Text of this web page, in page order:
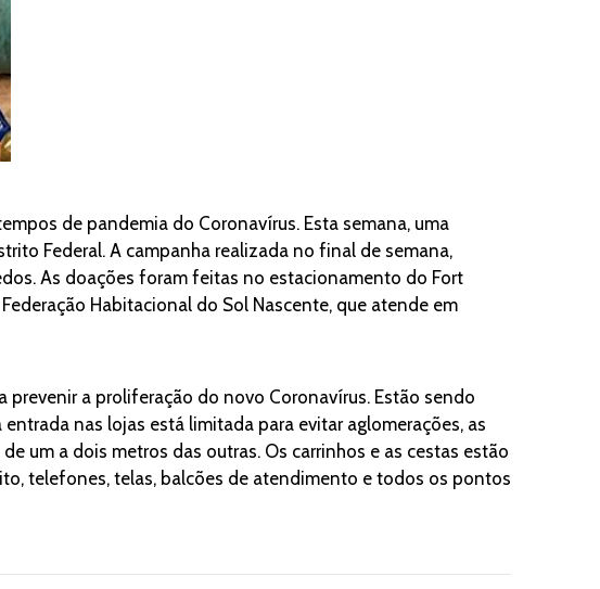
de pandemia do Coronavírus. Esta semana, uma
Federal. A campanha realizada no final de semana,
As doações foram feitas no estacionamento do Fort
Habitacional do Sol Nascente, que atende em
a proliferação do novo Coronavírus. Estão sendo
nas lojas está limitada para evitar aglomerações, as
um a dois metros das outras. Os carrinhos e as cestas estão
telefones, telas, balcões de atendimento e todos os pontos